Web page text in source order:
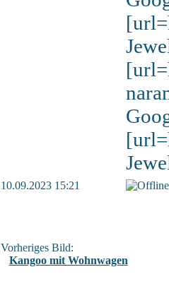
10.09.2023 15:21
Vorheriges Bild:
Kangoo mit Wohnwagen